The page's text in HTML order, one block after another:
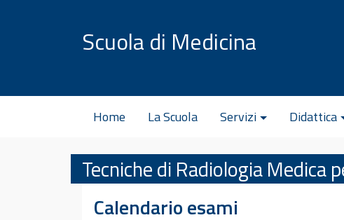
Scuola di Medicina
Home La Scuola Servizi Didattica
Tecniche di Radiologia Medica
Calendario esami